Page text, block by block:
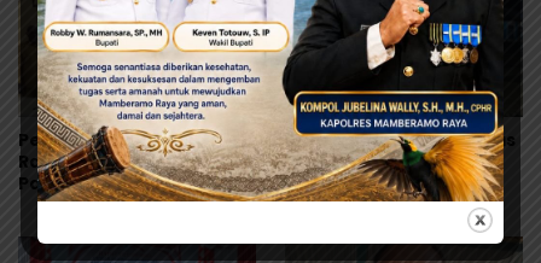
Pemkab Mamberamo
Raya Gandeng Bank
Papua, Percepat
Digitalisasi Pengelolaan
Bupati Rumansara Lepas
Kontingen Pramuka
Mamberamo Raya ke
Jamnas XII 2026 di